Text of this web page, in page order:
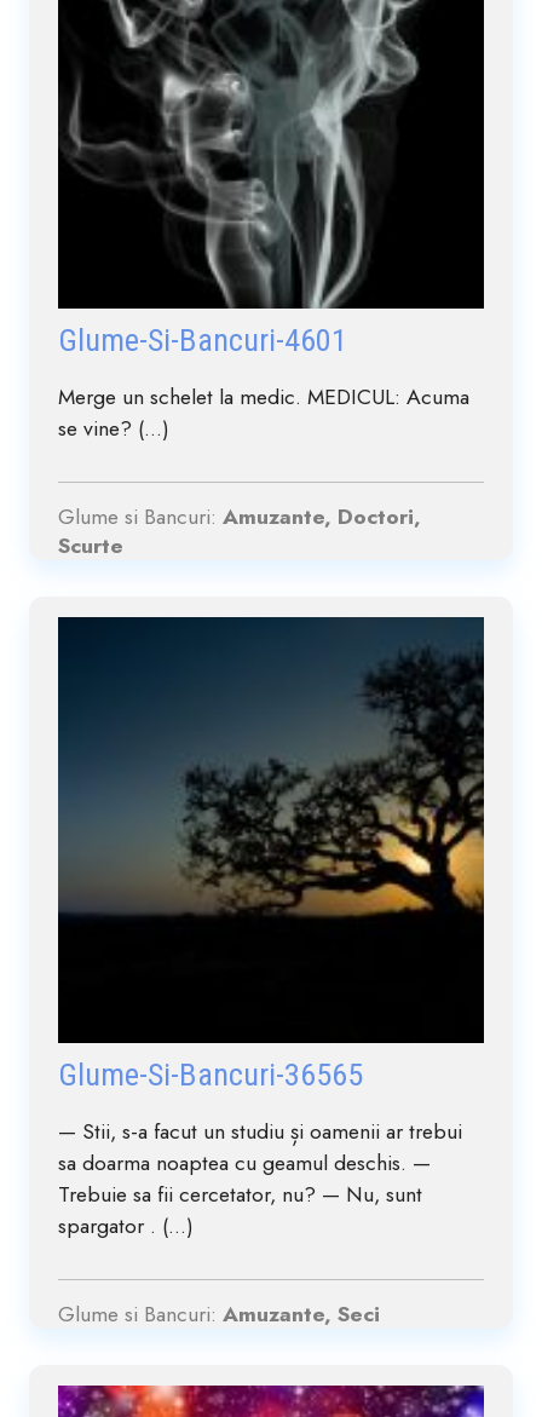
Glume-Si-Bancuri-4601
Merge un schelet la medic. MEDICUL: Acuma
se vine? (...)
Glume si Bancuri: Amuzante, Doctori,
Scurte
Glume-Si-Bancuri-36565
— Stii, s-a facut un studiu și oamenii ar trebui
sa doarma noaptea cu geamul deschis. —
Trebuie sa fii cercetator, nu? — Nu, sunt
spargator . (...)
Glume si Bancuri: Amuzante, Seci